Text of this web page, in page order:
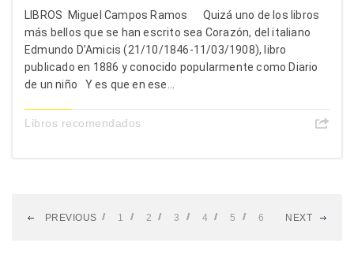
LIBROS Miguel Campos Ramos Quizá uno de los libros
más bellos que se han escrito sea Corazón, del italiano
Edmundo D’Amicis (21/10/1846-11/03/1908), libro
publicado en 1886 y conocido popularmente como Diario
de un niño Y es que en ese...
Libros recomendados
PREVIOUS 1 2 3 4 5 6 NEXT